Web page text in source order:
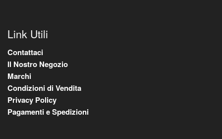
Link Utili
Contattaci
Il Nostro Negozio
Marchi
Condizioni di Vendita
Privacy Policy
Pagamenti e Spedizioni